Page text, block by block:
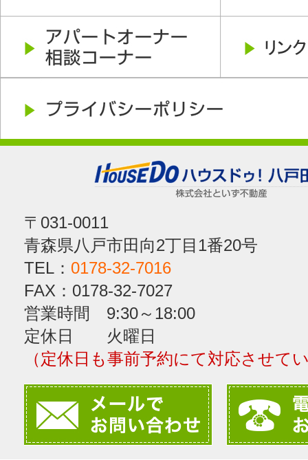
〒031-0011
青森県八戸市田向2丁目1番20号
TEL： 0178-32-7016
FAX：0178-32-7027
営業時間 9:30～18:00
定休日 火曜日
（定休日も事前予約にて対応させて